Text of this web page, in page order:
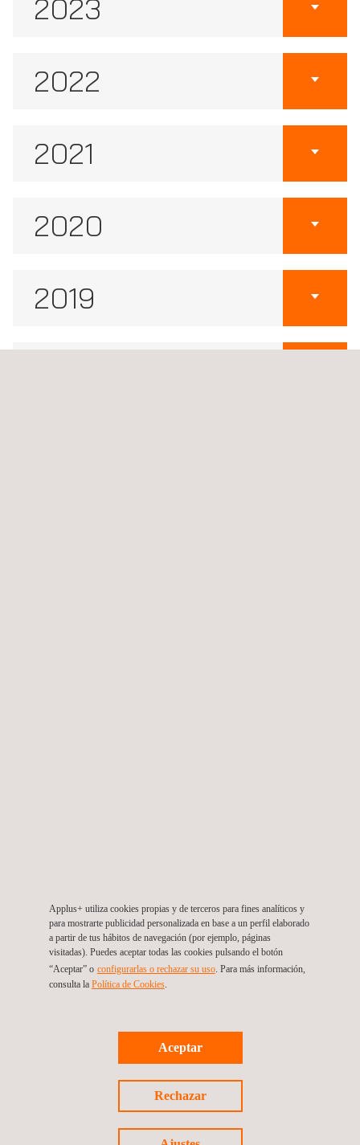
2023
2022
2021
2020
2019
+34 935533143
Applus+, Campus UAB – Ronda de la Font
del Carme, s/n 08193 Bellaterra Barcelona
Applus+ utiliza cookies propias y de terceros para fines analíticos y
para mostrarte publicidad personalizada en base a un perfil elaborado
a partir de tus hábitos de navegación (por ejemplo, páginas
visitadas). Puedes aceptar todas las cookies pulsando el botón
“Aceptar” o configurarlas o rechazar su uso. Para más información,
consulta la Política de Cookies.
Aceptar
Rechazar